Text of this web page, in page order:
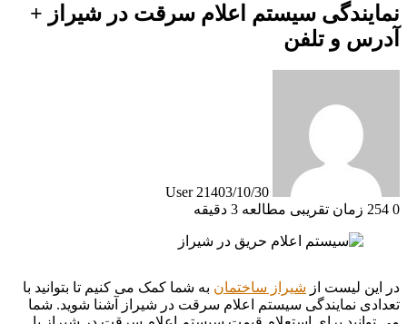
نمایندگی سیستم اعلام سرقت در شیراز +
آدرس و تلفن
User 21403/10/30
0
زمان تقریبی مطالعه 3 دقیقه
در این لیست از شیراز ساختمان به شما کمک می کنیم تا بتوانید با
تعدادی نمایندگی سیستم اعلام سرقت در شیراز آشنا شوید. شما